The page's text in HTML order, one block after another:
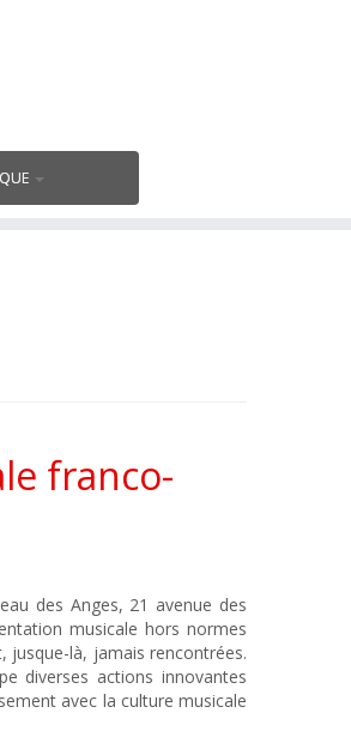
franco-
des Anges, 21 avenue des
musicale hors normes
jusque-là, jamais rencontrées.
diverses actions innovantes
avec la culture musicale